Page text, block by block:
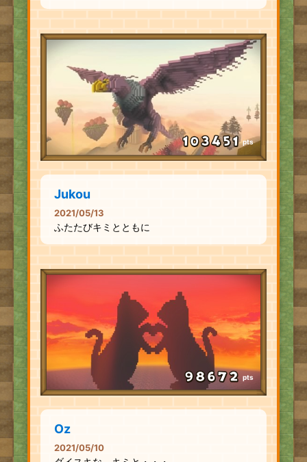
pts
Jukou
2021/05/13
ふたたびキミとともに
pts
Oz
2021/05/10